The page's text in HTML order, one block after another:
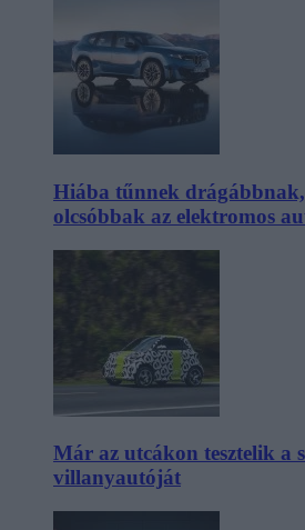
Hiába tűnnek
olcsóbbak az elektromos
Már az utcákon tesztelik a
villanyautóját